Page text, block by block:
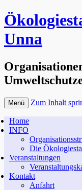
Unna
Menü Zum Inhalt
Home
INFO
Die
Veranstaltungen
Kontakt
Anfahrt